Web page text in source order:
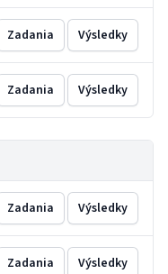
Zadania Výsledky
Zadania Výsledky
Zadania Výsledky
Zadania Výsledky